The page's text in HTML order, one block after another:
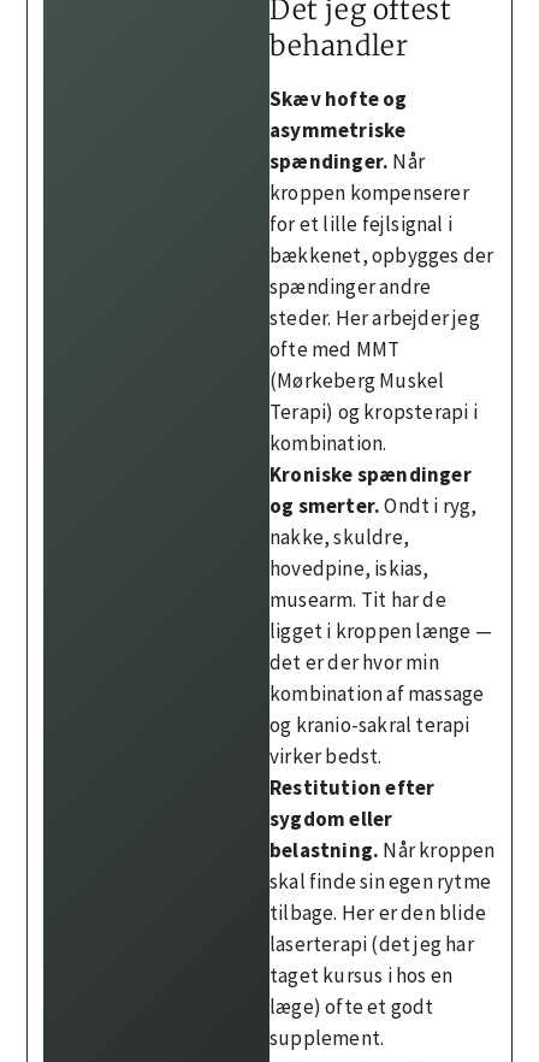
Det jeg oftest
behandler
Skæv hofte og
asymmetriske
spændinger. Når
kroppen kompenserer
for et lille fejlsignal i
bækkenet, opbygges der
spændinger andre
steder. Her arbejder jeg
ofte med MMT
(Mørkeberg Muskel
Terapi) og kropsterapi i
kombination.
Kroniske spændinger
og smerter.Ondt i ryg,
nakke, skuldre,
hovedpine, iskias,
musearm. Tit har de
ligget i kroppen længe —
det er der hvor min
kombination af massage
og kranio-sakral terapi
virker bedst.
Restitution efter
sygdom eller
belastning. Når kroppen
skal finde sin egen rytme
tilbage. Her er den blide
laserterapi (det jeg har
taget kursus i hos en
læge) ofte et godt
supplement.